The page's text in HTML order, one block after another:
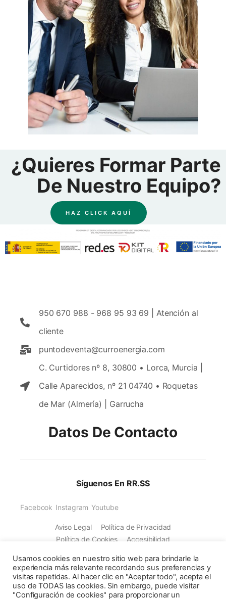
¿quieres Formar Parte
De Nuestro Equipo?
HAZ CLICK AQUÍ
Datos De Contacto
950 670 988 - 968 95 93 69 | Atención al
cliente
puntodeventa@curroenergia.com
C. Curtidores nº 8, 30800 • Lorca, Murcia |
Calle Aparecidos, nº 21 04740 • Roquetas
de Mar (Almería) | Garrucha
Síguenos En RR.SS
Facebook Instagram Youtube
Aviso Legal
Política de Privacidad
Política de Cookies
Accesibilidad
Usamos cookies en nuestro sitio web para brindarle la
experiencia más relevante recordando sus preferencias y
visitas repetidas. Al hacer clic en "Aceptar todo", acepta el
uso de TODAS las cookies. Sin embargo, puede visitar
"Configuración de cookies" para proporcionar un